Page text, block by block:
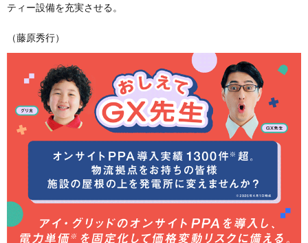
ティー設備を充実させる。
（藤原秀行）